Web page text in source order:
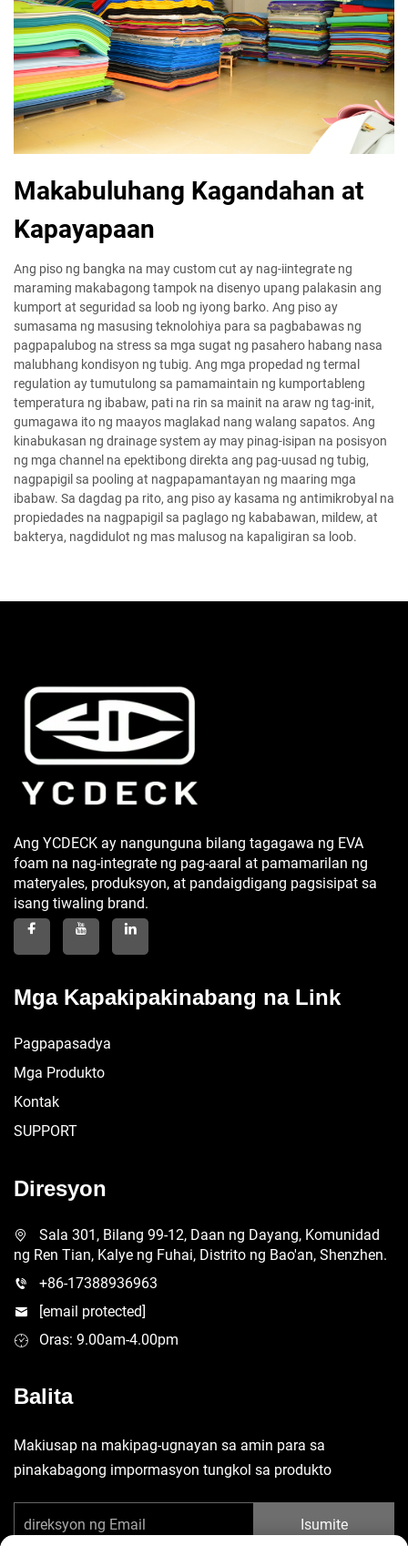
Makabuluhang Kagandahan at
Kapayapaan
Ang piso ng bangka na may custom cut ay nag-iintegrate ng
maraming makabagong tampok na disenyo upang palakasin ang
kumport at seguridad sa loob ng iyong barko. Ang piso ay
sumasama ng masusing teknolohiya para sa pagbabawas ng
pagpapalubog na stress sa mga sugat ng pasahero habang nasa
malubhang kondisyon ng tubig. Ang mga propedad ng termal
regulation ay tumutulong sa pamamaintain ng kumportableng
temperatura ng ibabaw, pati na rin sa mainit na araw ng tag-init,
gumagawa ito ng maayos maglakad nang walang sapatos. Ang
kinabukasan ng drainage system ay may pinag-isipan na posisyon
ng mga channel na epektibong direkta ang pag-uusad ng tubig,
nagpapigil sa pooling at nagpapamantayan ng maaring mga
ibabaw. Sa dagdag pa rito, ang piso ay kasama ng antimikrobyal na
propiedades na nagpapigil sa paglago ng kababawan, mildew, at
bakterya, nagdidulot ng mas malusog na kapaligiran sa loob.
Ang YCDECK ay nangunguna bilang tagagawa ng EVA
foam na nag-integrate ng pag-aaral at pamamarilan ng
materyales, produksyon, at pandaigdigang pagsisipat sa
isang tiwaling brand.
Mga Kapakipakinabang na Link
Pagpapasadya
Mga Produkto
Kontak
SUPPORT
Diresyon
Sala 301, Bilang 99-12, Daan ng Dayang, Komunidad
ng Ren Tian, Kalye ng Fuhai, Distrito ng Bao'an, Shenzhen.
+86-17388936963
[email protected]
Oras: 9.00am-4.00pm
Balita
Makiusap na makipag-ugnayan sa amin para sa
pinakabagong impormasyon tungkol sa produkto
Isumite